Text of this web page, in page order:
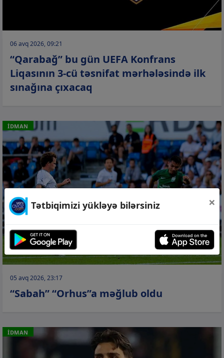
06 avq 2026, 09:21
“Qarabağ” bu gün UEFA Konfrans
Liqasının 3-cü təsnifat mərhələsində ilk
sınağına çıxacaq
İDMAN
05 avq 2026, 23:17
“Sabah” “Orhus”a məğlub oldu
İDMAN
Tətbiqimizi yükləyə bilərsiniz ×